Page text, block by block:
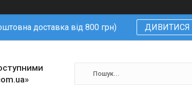
доставка від 800 грн) ДИВИТИСЯ